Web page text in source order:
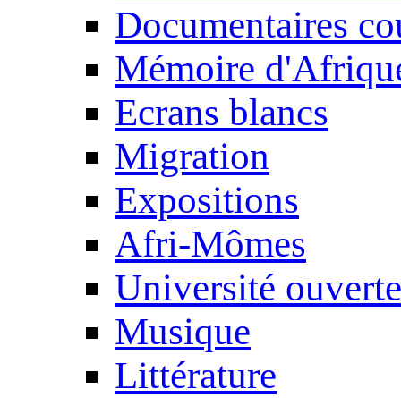
Documentaires
Mémoire
Ecrans blancs
Migration
Expositions
Afri-Mômes
Université ouverte
Musique
Littérature